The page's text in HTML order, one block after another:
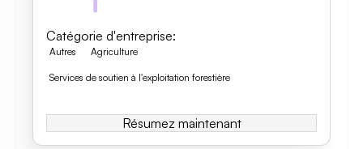
Catégorie d'entreprise:
Autres Agriculture
Services de soutien à l'exploitation forestière
Résumez maintenant